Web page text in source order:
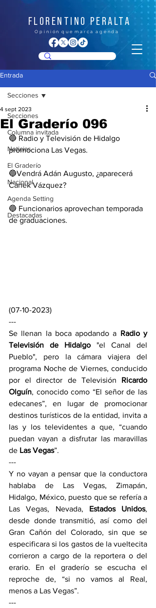
FLORENTINO PERALTA
O p i n i ó n q u e m a r c a a g e n d a
Entrada
Secciones
Columna invitada
Noticias
El Graderío
Nacional
Agenda Setting
Destacadas
Secciones
El Graderío 096
4 sept 2023
🔵 Radio y Televisión de Hidalgo
promociona Las Vegas.
🔵Vendrá Adán Augusto, ¿aparecerá
Canek Vázquez?
🔵 Funcionarios aprovechan temporada
de graduaciones.
(07-10-2023)
---
Se llenan la boca apodando a Radio y
Televisión de Hidalgo "el Canal del
Pueblo", pero la cámara viajera del
programa Noche de Viernes, conducido
por el director de Televisión Ricardo
Olguín, conocido como “El señor de las
edecanes”, en lugar de promocionar
destinos turísticos de la entidad, invita a
las y los televidentes a que, “cuando
puedan vayan a disfrutar las maravillas
de Las Vegas”.
---
Y no vayan a pensar que la conductora
hablaba de Las Vegas, Zimapán,
Hidalgo, México, puesto que se refería a
Las Vegas, Nevada, Estados Unidos,
desde donde transmitió, así como del
Gran Cañón del Colorado, sin que se
especificara si los gastos de la vueltecita
corrieron a cargo de la reportera o del
erario. En el graderío se escucha el
reproche de, “si no vamos al Real,
menos a Las Vegas”.
---